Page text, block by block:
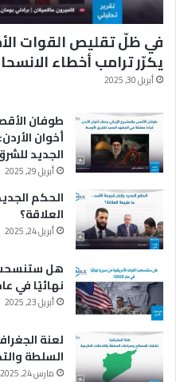
في ظلّ تقليص القوات
يكرّر ترامب أخطاء
أبريل 30, 2025
طوفان
أخوان
الجديد
أبريل 29, 2025
الحكم
العلاقة؟
أبريل 24, 2025
هل ستنسحب
نهائيًا في عام
أبريل 23, 2025
لعنة
السلطة
مارس 24, 2025